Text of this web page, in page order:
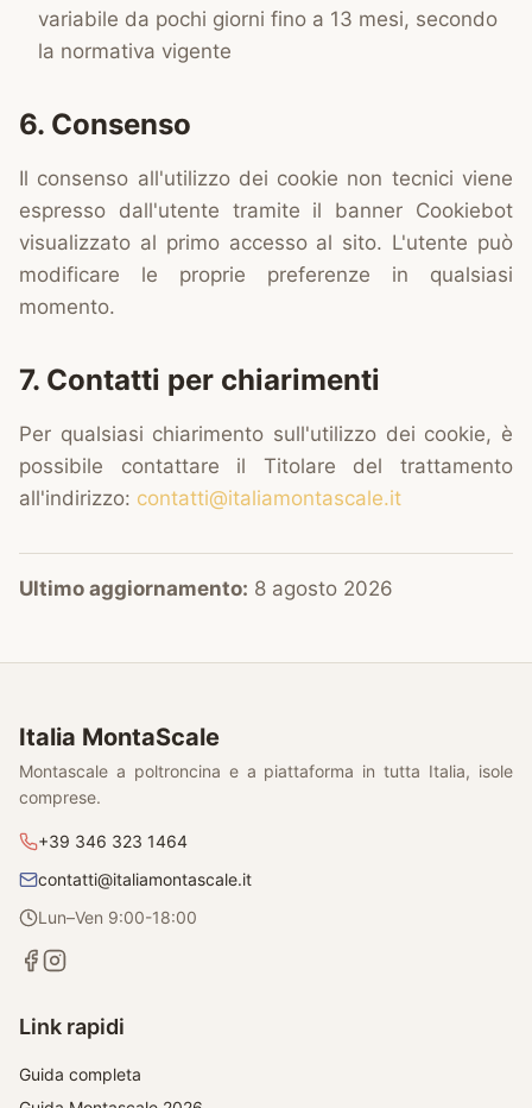
variabile da pochi giorni fino a 13 mesi, secondo
la normativa vigente
6. Consenso
Il consenso all'utilizzo dei cookie non tecnici viene
espresso dall'utente tramite il banner Cookiebot
visualizzato al primo accesso al sito. L'utente può
modificare le proprie preferenze in qualsiasi
momento.
7. Contatti per chiarimenti
Per qualsiasi chiarimento sull'utilizzo dei cookie, è
possibile contattare il Titolare del trattamento
all'indirizzo: contatti@italiamontascale.it
Ultimo aggiornamento: 8 agosto 2026
Italia MontaScale
Montascale a poltroncina e a piattaforma in tutta Italia, isole
comprese.
+39 346 323 1464
contatti@italiamontascale.it
Lun–Ven 9:00-18:00
Link rapidi
Guida completa